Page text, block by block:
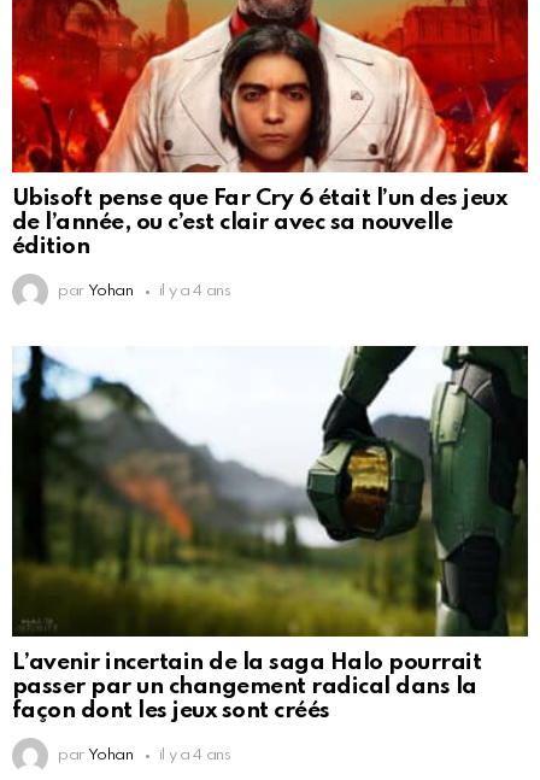
Ubisoft pense que Far Cry 6 était l’un des jeux
de l’année, ou c’est clair avec sa nouvelle
édition
par Yohan il y a 4 ans
L’avenir incertain de la saga Halo pourrait
passer par un changement radical dans la
façon dont les jeux sont créés
par Yohan il y a 4 ans